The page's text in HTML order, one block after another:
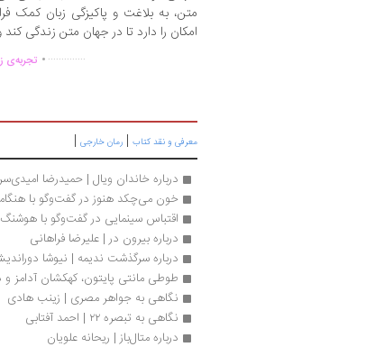
متن، به بلاغت و پاکیزگی زبان کمک
امکان را دارد تا در جهان متن زندگی
تجربه‌ی ...............
معرفی و نقد کتاب | رمان خارجی |
درباره خاندان ویال | حمیدرضا
خون می‌چکد هنوز در گفت‌وگو با
اقتباس سینمایی در گفت‌و‌گو با
درباره بیرون در | علیرضا فراهانی
درباره سرگذشت ندیمه | نیوشا
طوطی مانتی پایتون، کهکشان آدامز و
نگاهی به جواهر مصری | زینب هادی
نگاهی به تبصره ۲۲ | احمد آفتابی
درباره متال‌باز | ریحانه علویان